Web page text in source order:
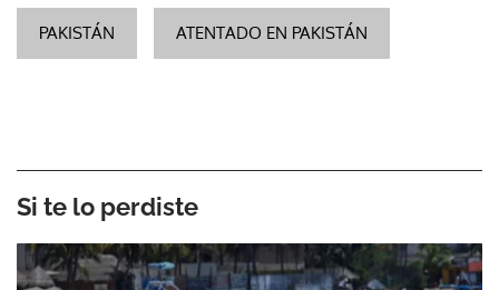
PAKISTÁN ATENTADO EN PAKISTÁN
Si te lo perdiste